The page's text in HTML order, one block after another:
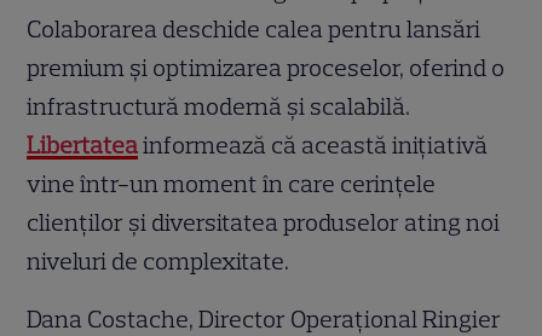
Colaborarea deschide calea pentru lansări
premium și optimizarea proceselor, oferind o
infrastructură modernă și scalabilă.
Libertateainformează că această inițiativă
vine într-un moment în care cerințele
clienților și diversitatea produselor ating noi
niveluri de complexitate.
Dana Costache, Director Operațional Ringier